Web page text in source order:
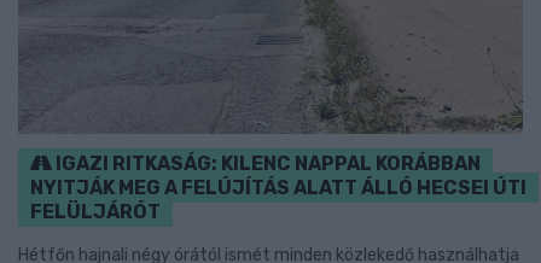
IGAZI RITKASÁG: KILENC NAPPAL KORÁBBAN
NYITJÁK MEG A FELÚJÍTÁS ALATT ÁLLÓ HECSEI ÚTI
FELÜLJÁRÓT
Hétfőn hajnali négy órától ismét minden közlekedő használhatja